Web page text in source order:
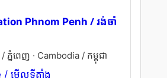
Phnom Penh / រង់ចាំ
នំពេញ · Cambodia / កម្ពុជា
មើលទីតាំង